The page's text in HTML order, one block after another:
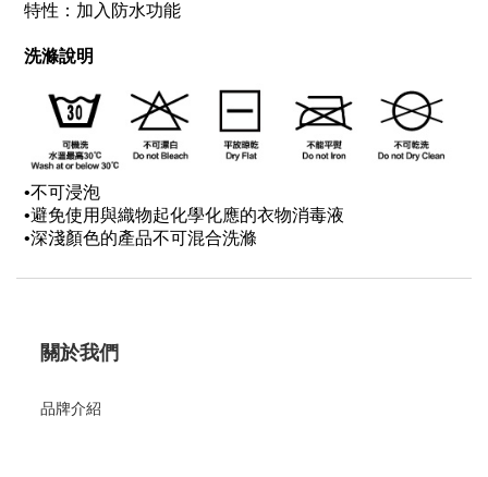
特性：加入防水功能
洗滌說明
•不可浸泡
•避免使用與織物起化學化應的衣物消毒液
•深淺顏色的產品不可混合洗滌
關於我們
品牌介紹